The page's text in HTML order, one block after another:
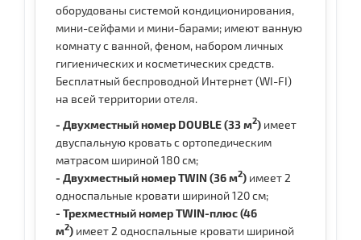
оборудованы системой кондиционирования,
мини-сейфами и мини-барами; имеют ванную
комнату с ванной, феном, набором личных
гигиенических и косметических средств.
Бесплатный беспроводной Интернет (WI-FI)
на всей территории отеля.
- Двухместный номер DOUBLE (33 м2) имеет
двуспальную кровать c ортопедическим
матрасом шириной 180 см;
- Двухместный номер TWIN (36 м2) имеет 2
односпальные кровати шириной 120 см;
- Трехместный номер TWIN-плюс (46
м2) имеет 2 односпальные кровати шириной